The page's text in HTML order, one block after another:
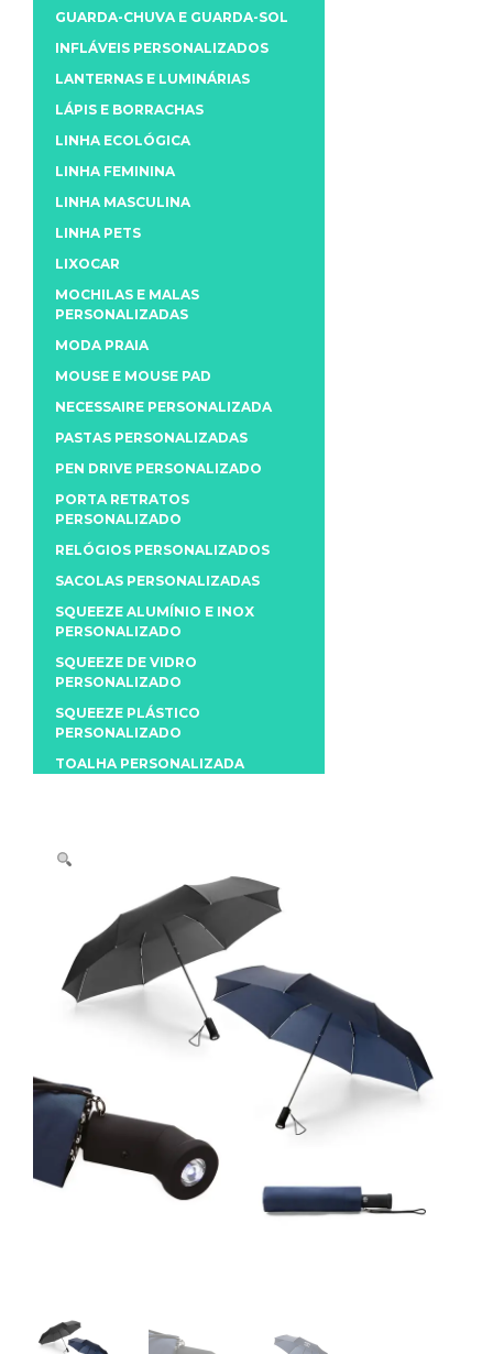
GUARDA-CHUVA E GUARDA-SOL
INFLÁVEIS PERSONALIZADOS
LANTERNAS E LUMINÁRIAS
LÁPIS E BORRACHAS
LINHA ECOLÓGICA
LINHA FEMININA
LINHA MASCULINA
LINHA PETS
LIXOCAR
MOCHILAS E MALAS
PERSONALIZADAS
MODA PRAIA
MOUSE E MOUSE PAD
NECESSAIRE PERSONALIZADA
PASTAS PERSONALIZADAS
PEN DRIVE PERSONALIZADO
PORTA RETRATOS
PERSONALIZADO
RELÓGIOS PERSONALIZADOS
SACOLAS PERSONALIZADAS
SQUEEZE ALUMÍNIO E INOX
PERSONALIZADO
SQUEEZE DE VIDRO
PERSONALIZADO
SQUEEZE PLÁSTICO
PERSONALIZADO
TOALHA PERSONALIZADA